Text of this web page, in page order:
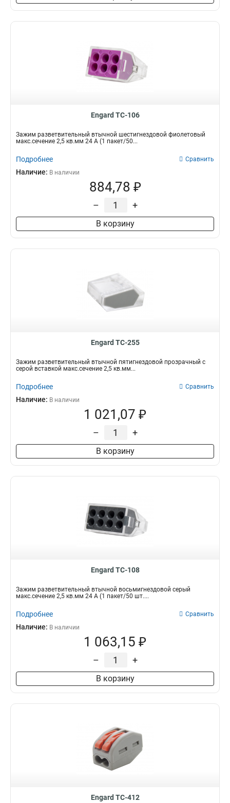
Engard TC-106
Зажим разветвительный втычной шестигнездовой фиолетовый
макс.сечение 2,5 кв.мм 24 А (1 пакет/50...
Подробнее Сравнить
Наличие: В наличии
884,78 ₽
– +
В корзину
Engard TC-255
Зажим разветвительный втычной пятигнездовой прозрачный с
серой вставкой макс.сечение 2,5 кв.мм...
Подробнее Сравнить
Наличие: В наличии
1 021,07 ₽
– +
В корзину
Engard TC-108
Зажим разветвительный втычной восьмигнездовой серый
макс.сечение 2,5 кв.мм 24 А (1 пакет/50 шт....
Подробнее Сравнить
Наличие: В наличии
1 063,15 ₽
– +
В корзину
Engard TC-412